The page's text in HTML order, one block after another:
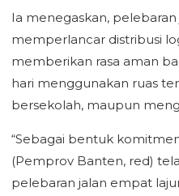
Ia menegaskan,
memperlancar distribusi
memberikan rasa aman
hari menggunakan ruas
bersekolah, maupun
“Sebagai bentuk
(Pemprov Banten, red)
pelebaran jalan empat